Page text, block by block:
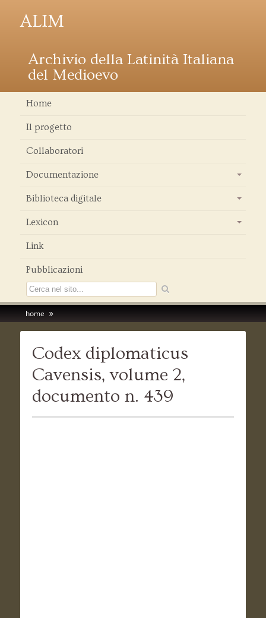
ALIM
Archivio della Latinità Italiana
del Medioevo
Home
Il progetto
Collaboratori
Documentazione
Biblioteca digitale
Lexicon
Link
Pubblicazioni
home
Codex diplomaticus
Cavensis, volume 2,
documento n. 439